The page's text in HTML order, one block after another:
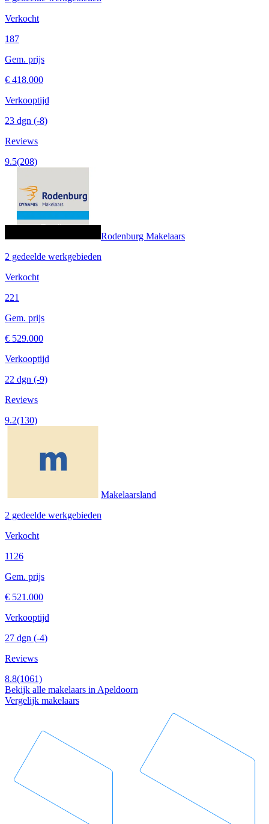
Verkocht
187
Gem. prijs
€ 418.000
Verkooptijd
23 dgn (-8)
Reviews
9.5(208)
Rodenburg Makelaars
2 gedeelde werkgebieden
Verkocht
221
Gem. prijs
€ 529.000
Verkooptijd
22 dgn (-9)
Reviews
9.2(130)
Makelaarsland
2 gedeelde werkgebieden
Verkocht
1126
Gem. prijs
€ 521.000
Verkooptijd
27 dgn (-4)
Reviews
8.8(1061)
Bekijk alle makelaars in Apeldoorn
Vergelijk makelaars